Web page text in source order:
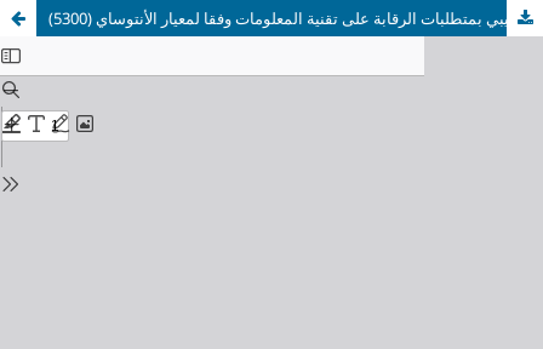
مدى ايفاء مراجعي ديوان المحاسبة الليبي بمتطلبات الرقابة على تقنية المعلومات وفقا لمعيار الأنتوساي (5300)